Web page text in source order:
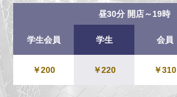
昼30分 開店～19時
学生会員 学生 会員
￥200 ￥220 ￥310